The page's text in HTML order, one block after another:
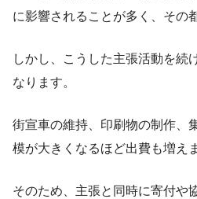
に影響されることが多く、その
しかし、こうした主張活動を続
なります。
街宣車の維持、印刷物の制作、
模が大きくなるほど出費も増え
そのため、主張と同時に寄付や